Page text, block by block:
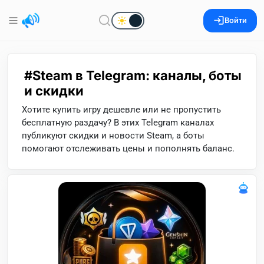
Войти
Steam в Telegram: каналы, боты
и скидки
Хотите купить игру дешевле или не пропустить
бесплатную раздачу? В этих Telegram каналах
публикуют скидки и новости Steam, а боты
помогают отслеживать цены и пополнять баланс.